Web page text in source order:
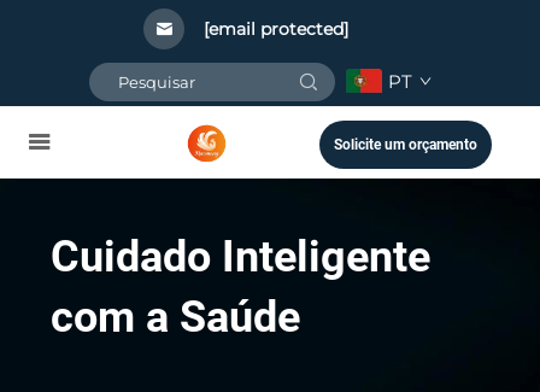
[email protected]
PT
Solicite um orçamento
Cuidado Inteligente
com a Saúde